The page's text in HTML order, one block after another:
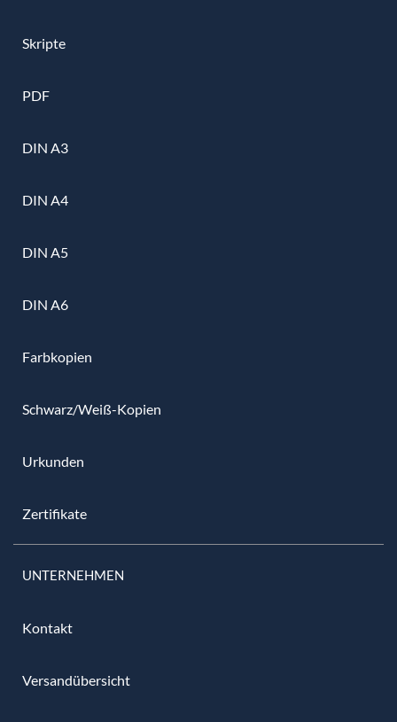
Skripte
PDF
DIN A3
DIN A4
DIN A5
DIN A6
Farbkopien
Schwarz/Weiß-Kopien
Urkunden
Zertifikate
UNTERNEHMEN
Kontakt
Versandübersicht